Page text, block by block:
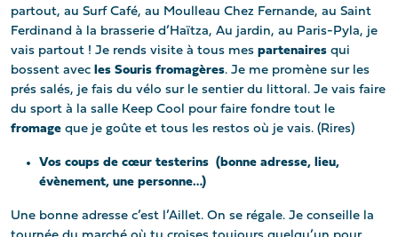
partout, au Surf Café, au Moulleau Chez Fernande, au Saint
Ferdinand à la brasserie d’Haïtza, Au jardin, au Paris-Pyla, je
vais partout ! Je rends visite à tous mes partenaires qui
bossent avec les Souris fromagères. Je me promène sur les
prés salés, je fais du vélo sur le sentier du littoral. Je vais faire
du sport à la salle Keep Cool pour faire fondre tout le
fromage que je goûte et tous les restos où je vais. (Rires)
Vos coups de cœur testerins (bonne adresse, lieu,
évènement, une personne…)
Une bonne adresse c’est l’Aillet. On se régale. Je conseille la